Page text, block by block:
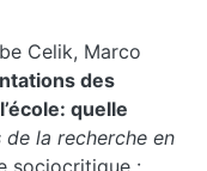
Celik, Marco
des
quelle
la recherche en